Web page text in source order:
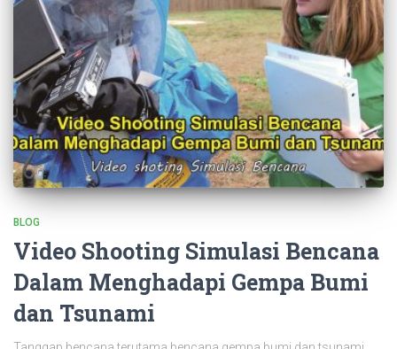
BLOG
Video Shooting Simulasi Bencana
Dalam Menghadapi Gempa Bumi
dan Tsunami